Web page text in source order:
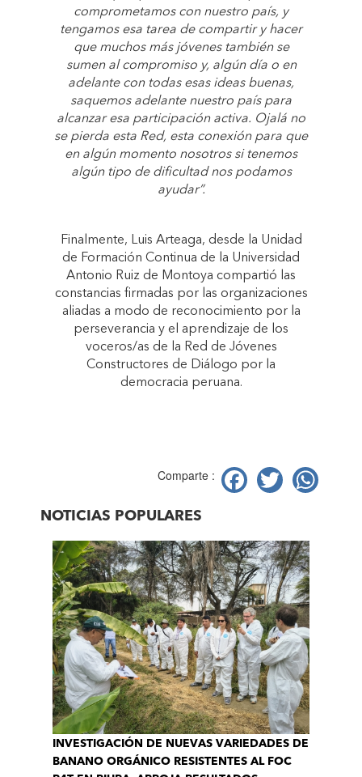
comprometamos con nuestro país, y
tengamos esa tarea de compartir y hacer
que muchos más jóvenes también se
sumen al compromiso y, algún día o en
adelante con todas esas ideas buenas,
saquemos adelante nuestro país para
alcanzar esa participación activa. Ojalá no
se pierda esta Red, esta conexión para que
en algún momento nosotros si tenemos
algún tipo de dificultad nos podamos
ayudar”.
Finalmente, Luis Arteaga, desde la Unidad
de Formación Continua de la Universidad
Antonio Ruiz de Montoya compartió las
constancias firmadas por las organizaciones
aliadas a modo de reconocimiento por la
perseverancia y el aprendizaje de los
voceros/as de la Red de Jóvenes
Constructores de Diálogo por la
democracia peruana.
Comparte : Facebook
Twitter
NOTICIAS POPULARES
INVESTIGACIÓN DE NUEVAS VARIEDADES DE
BANANO ORGÁNICO RESISTENTES AL FOC